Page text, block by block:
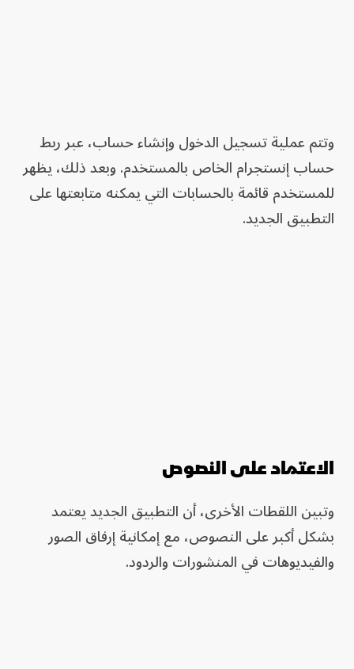
وتتم عملية تسجيل الدخول وإنشاء حساب، عبر ربط
حساب إنستجرام الخاص بالمستخدم. وبعد ذلك، يظهر
للمستخدم قائمة بالحسابات التي يمكنه متابعتها على
التطبيق الجديد.
الاعتماد على النصوص
وتبين اللقطات الأخرى، أن التطبيق الجديد يعتمد
بشكل أكبر على النصوص، مع إمكانية إرفاق الصور
والفيديوهات في المنشورات والردود.